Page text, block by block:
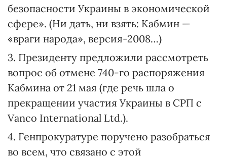
безопасности Украины в экономической
сфере». (Ни дать, ни взять: Кабмин —
«враги народа», версия-2008…)
3. Президенту предложили рас­смотреть
вопрос об отмене 740-го распоряжения
Кабмина от 21 мая (где речь шла о
прекращении участия Украины в СРП с
Vanco International Ltd.).
4. Генпрокуратуре поручено разобраться
во всем, что связано с этой